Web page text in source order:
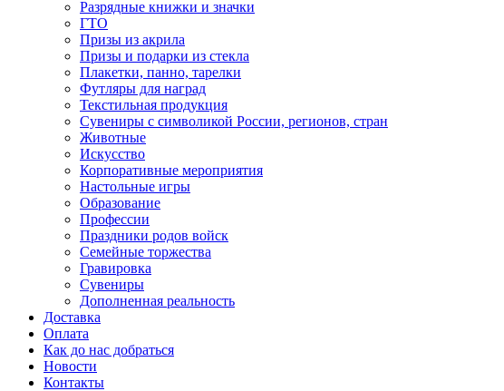
Разрядные книжки и значки
ГТО
Призы из акрила
Призы и подарки из стекла
Плакетки, панно, тарелки
Футляры для наград
Текстильная продукция
Сувениры с символикой России, регионов, стран
Животные
Искусство
Корпоративные мероприятия
Настольные игры
Образование
Профессии
Праздники родов войск
Семейные торжества
Гравировка
Сувениры
Дополненная реальность
Доставка
Оплата
Как до нас добраться
Новости
Контакты